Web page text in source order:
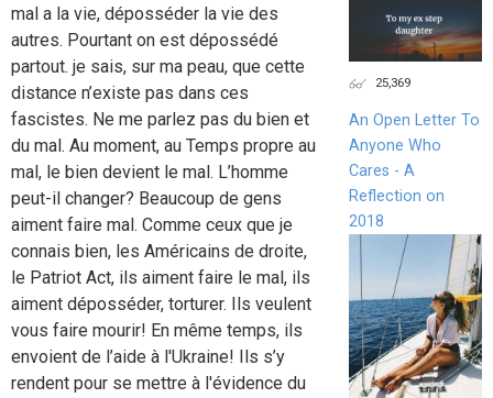
mal a la vie, déposséder la vie des
autres. Pourtant on est dépossédé
partout. je sais, sur ma peau, que cette
distance n’existe pas dans ces
fascistes. Ne me parlez pas du bien et
du mal. Au moment, au Temps propre au
mal, le bien devient le mal. L’homme
peut-il changer? Beaucoup de gens
aiment faire mal. Comme ceux que je
connais bien, les Américains de droite,
le Patriot Act, ils aiment faire le mal, ils
aiment déposséder, torturer. Ils veulent
vous faire mourir! En même temps, ils
envoient de l’aide à l'Ukraine! Ils s’y
rendent pour se mettre à l'évidence du
25,369
An Open Letter To
Anyone Who
Cares - A
Reflection on
2018